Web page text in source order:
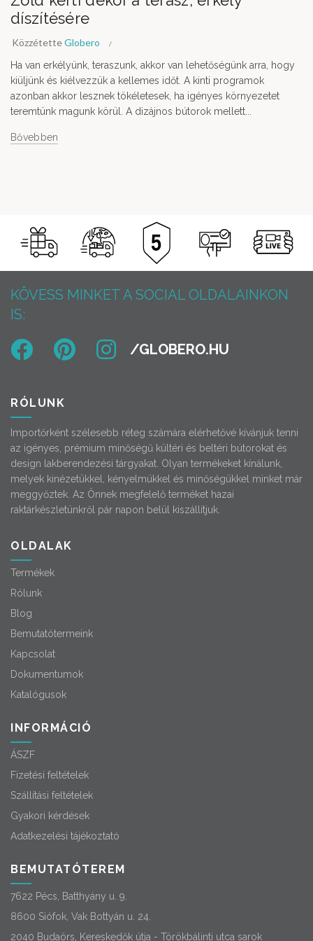
díszítésére
KözzétetteGlobero
Ha van erkélyünk, teraszunk, akkor van lehetőségünk arra, hogy
kiüljünk és kiélvezzük a kellemes időt. A kinti programok
azonban akkor lesznek tökéletesek, ha igényes környezetet
teremtünk magunk körül. A dizájnos bútorok mellett...
Bővebben
KÖVESS MINKET A SOCIAL OLDALAINKON
IS:
RÓLUNK
Importőrként szélesebb réteg számára elérhetővé kívánjuk tenni
az igényes, prémium minőségű kültéri és beltéri bútorokat és
design lakberendezési tárgyakat. Olyan termékeket kínálunk,
melyek kinézetükkel, kényelmükkel és minőségükkel minket már
meggyőztek. Az Önnek megfelelő terméket hazai
raktárkészletünkről pár napon belül kiszállítjuk.
OLDALAK
Termékek
Rólunk
Blog
Bemutatótermeink
Kapcsolat
Dokumentumok
Katalógusok
INFORMÁCIÓ
ÁSZF
Fizetési feltételek
Szállítási feltételek
Gyakori kérdések
Adatkezelési tájékoztató
BEMUTATÓTEREM
7622 Pécs, Batthyány u. 9.
8600 Siófok, Vak Bottyán u. 24.
2040 Budaörs, Kereskedők útja - Törökbálinti utca sarok